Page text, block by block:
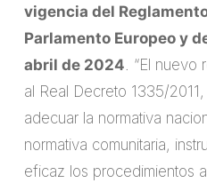
vigencia del
Parlamento Europeo y
abril de 2024 . “El
al Real Decreto 1335/
adecuar la normativa
normativa comunitaria,
eficaz los procedimientos